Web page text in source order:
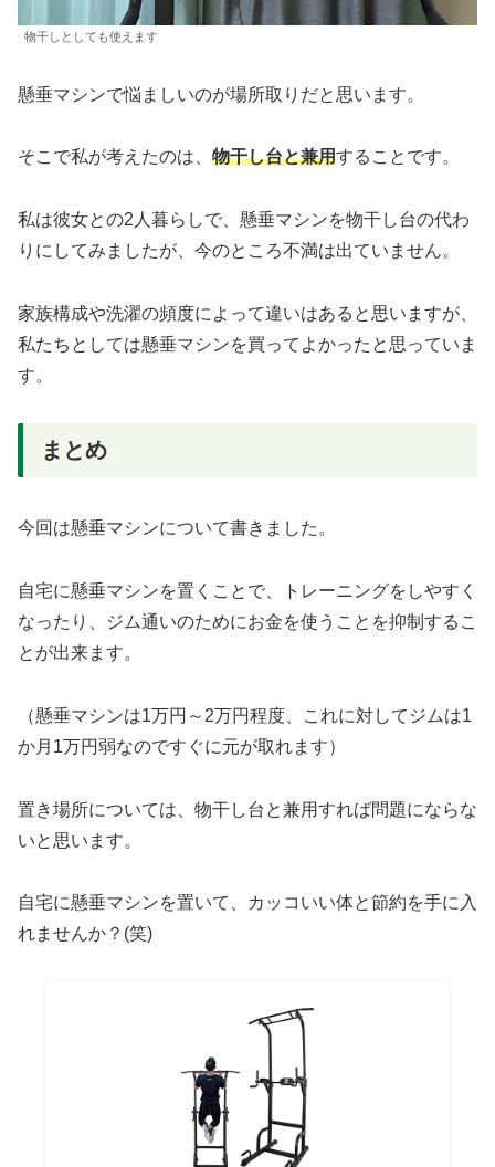
物干しとしても使えます
懸垂マシンで悩ましいのが場所取りだと思います。
そこで私が考えたのは、 物干し台と兼用することです。
私は彼女との2人暮らしで、懸垂マシンを物干し台の代わ
りにしてみましたが、今のところ不満は出ていません。
家族構成や洗濯の頻度によって違いはあると思いますが、
私たちとしては懸垂マシンを買ってよかったと思っていま
す。
まとめ
今回は懸垂マシンについて書きました。
自宅に懸垂マシンを置くことで、トレーニングをしやすく
なったり、ジム通いのためにお金を使うことを抑制するこ
とが出来ます。
（懸垂マシンは1万円～2万円程度、これに対してジムは1
か月1万円弱なのですぐに元が取れます）
置き場所については、物干し台と兼用すれば問題にならな
いと思います。
自宅に懸垂マシンを置いて、カッコいい体と節約を手に入
れませんか？(笑)